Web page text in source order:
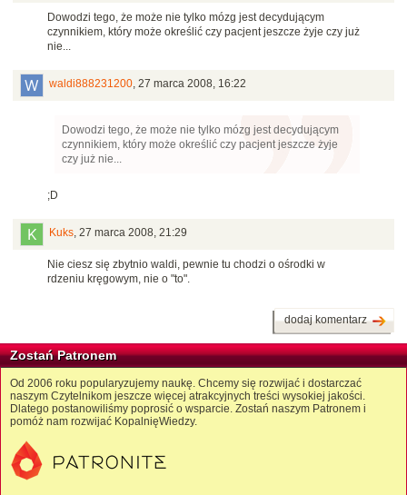
Dowodzi tego, że może nie tylko mózg jest decydującym
czynnikiem, który może określić czy pacjent jeszcze żyje czy już
nie...
waldi888231200, 27 marca 2008, 16:22
Dowodzi tego, że może nie tylko mózg jest decydującym
czynnikiem, który może określić czy pacjent jeszcze żyje
czy już nie...
;D
Kuks, 27 marca 2008, 21:29
Nie ciesz się zbytnio waldi, pewnie tu chodzi o ośrodki w
rdzeniu kręgowym, nie o "to".
dodaj komentarz
Zostań Patronem
Od 2006 roku popularyzujemy naukę. Chcemy się rozwijać i dostarczać
naszym Czytelnikom jeszcze więcej atrakcyjnych treści wysokiej jakości.
Dlatego postanowiliśmy poprosić o wsparcie. Zostań naszym Patronem i
pomóż nam rozwijać KopalnięWiedzy.